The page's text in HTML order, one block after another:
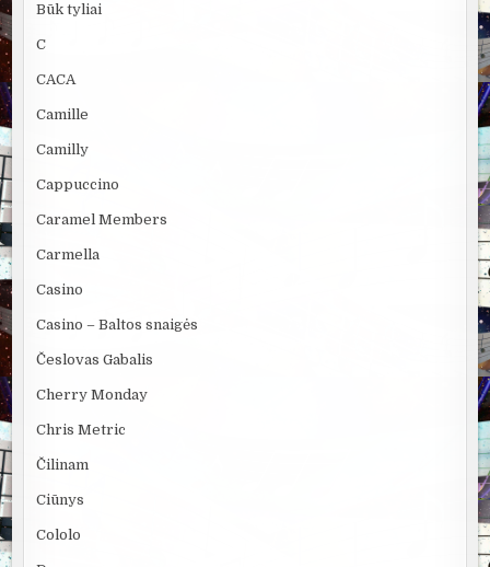
Būk tyliai
C
CACA
Camille
Camilly
Cappuccino
Caramel Members
Carmella
Casino
Casino – Baltos snaigės
Česlovas Gabalis
Cherry Monday
Chris Metric
Čilinam
Ciūnys
Cololo